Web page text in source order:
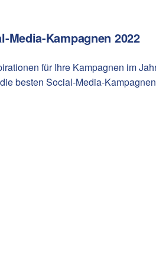
Media-Kampagnen 2022
für Ihre Kampagnen im
besten Social-Media-